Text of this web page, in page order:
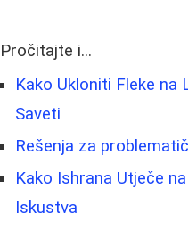
Pročitajte i...
Kako Ukloniti Fleke na
Saveti
Rešenja za
Kako Ishrana Utječe
Iskustva